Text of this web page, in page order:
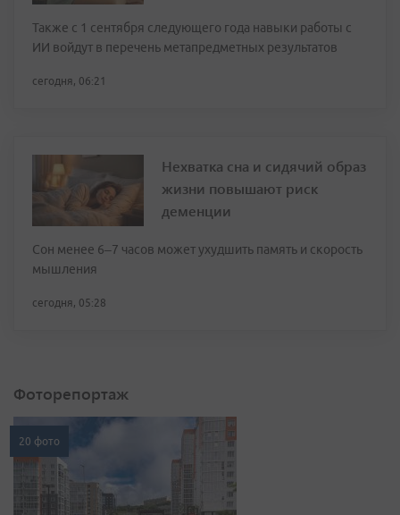
Также с 1 сентября следующего года навыки работы с
ИИ войдут в перечень метапредметных результатов
сегодня, 06:21
Нехватка сна и сидячий образ
жизни повышают риск
деменции
Сон менее 6–7 часов может ухудшить память и скорость
мышления
сегодня, 05:28
Фоторепортаж
20 фото